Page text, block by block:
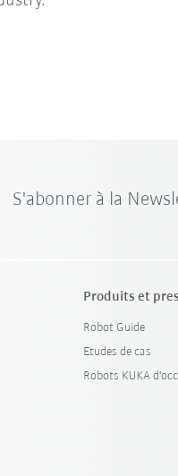
S'abonner à la
Produits et
Robot Guide
Etudes de cas
Robots KUKA